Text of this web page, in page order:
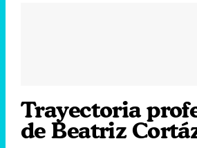
Trayectoria
de Beatriz